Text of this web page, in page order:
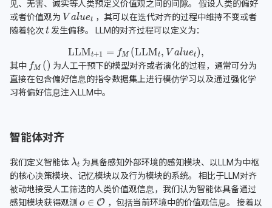
见、无害、诚实等人类预定义价值观之间的间隙。 假设人类的偏好
或者价值观为
，其可以在迭代对齐的过程中维持不变或者
随着轮次
发生偏移。 LLM的对齐过程可以定义为：
其中
为人工干预下的模型对齐或者演化的过程，通常可分为
直接在包含偏好信息的指令数据集上进行模仿学习以及通过强化学
习将偏好信息注入LLM中。
智能体对齐
我们定义智能体
为具备感知外部环境的感知模块、以LLM为中枢
的核心决策模块、记忆模块以及行为模块的系统。 相比于LLM对齐
被动地接受人工筛选的人类价值观信息，我们认为智能体具备通过
感知模块获得观测
，包括当前环境中的价值观信息。 接着以